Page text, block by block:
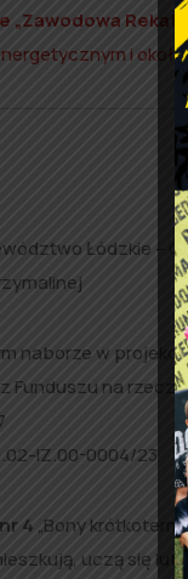
i
Łódzkie –
naborze w
Funduszu na rzecz
IZ.00-0004/23
4 „Bony
uczą się